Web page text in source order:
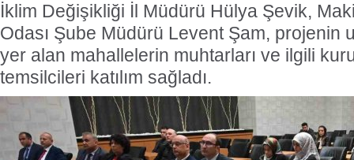
İklim Değişikliği İl Müdürü Hülya Şevik,
Odası Şube Müdürü Levent Şam, projenin
yer alan mahallelerin muhtarları ve ilgili
temsilcileri katılım sağladı.